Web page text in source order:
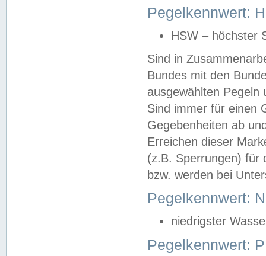
Pegelkennwert:
HSW – höchster
Sind in
Bundes mit den
ausgewählten
Sind immer für einen
Gegebenheiten ab
Erreichen dieser
(z.B. Sperrungen) für
bzw. werden bei
Pegelkennwert:
niedrigster
Pegelkennwert: